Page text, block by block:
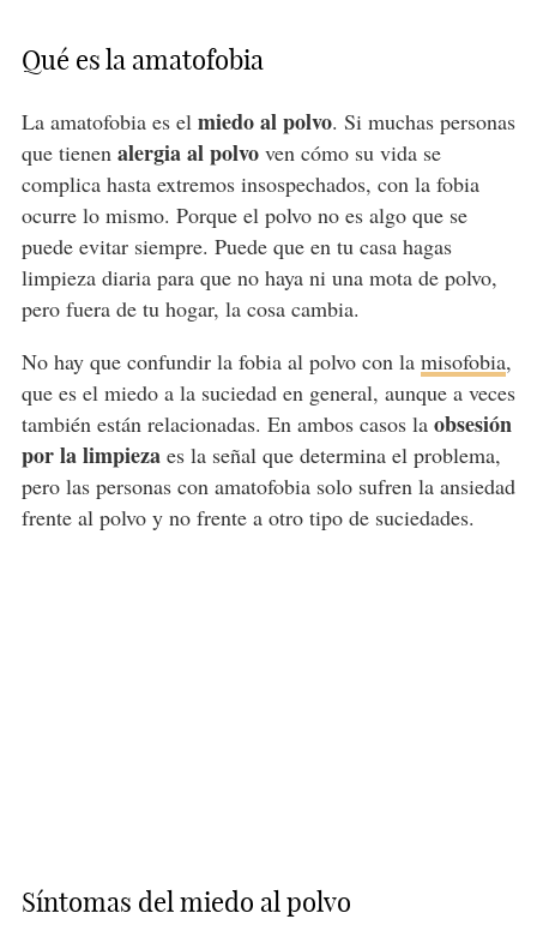
Qué es la amatofobia
La amatofobia es el miedo al polvo. Si muchas personas
que tienen alergia al polvoven cómo su vida se
complica hasta extremos insospechados, con la fobia
ocurre lo mismo. Porque el polvo no es algo que se
puede evitar siempre. Puede que en tu casa hagas
limpieza diaria para que no haya ni una mota de polvo,
pero fuera de tu hogar, la cosa cambia.
No hay que confundir la fobia al polvo con la misofobia,
que es el miedo a la suciedad en general, aunque a veces
también están relacionadas. En ambos casos la obsesión
por la limpiezaes la señal que determina el problema,
pero las personas con amatofobia solo sufren la ansiedad
frente al polvo y no frente a otro tipo de suciedades.
Síntomas del miedo al polvo